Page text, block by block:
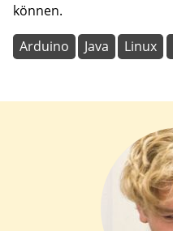
können.
Arduino Java Linux